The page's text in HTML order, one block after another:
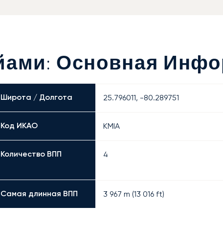
Основная
Широта / Долгота 25.796011, -80.289751
Код ИКАО KMIA
Количество ВПП 4
Самая длинная ВПП 3 967 m (13 016 ft)